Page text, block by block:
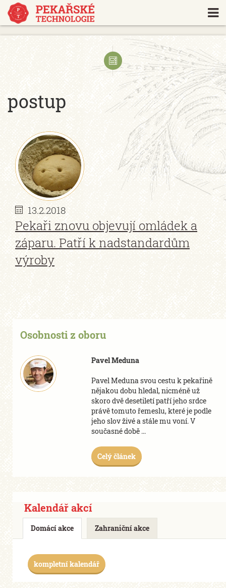
https://www.traditionrolex.com/18
postup
13.2.2018
Pekaři znovu objevují omládek a
záparu. Patří k nadstandardům
výroby
Osobnosti z oboru
Pavel Meduna
Pavel Meduna svou cestu k pekařině
nějakou dobu hledal, nicméně už
skoro dvě desetiletí patří jeho srdce
právě tomuto řemeslu, které je podle
jeho slov živé a stále mu voní. V
současné době ...
Celý článek
Kalendář akcí
Domácí akce Zahraniční akce
kompletní kalendář